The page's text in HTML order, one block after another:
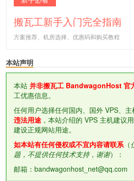
搬瓦工新手入门完全指南
方案推荐、机房选择、优惠码和购买教程
本站声明
本站 并非搬瓦工 BandwagonHost 官
工优惠信息。
任何用户选择任何国内、国外 VPS、
违法用途 ，本站介绍的 VPS 主机建议
建设正规网站用途。
如本站有任何侵权或不宜内容请联系（
题，不提供任何技术支持，谢谢）：
邮箱：bandwagonhost_net@qq.com